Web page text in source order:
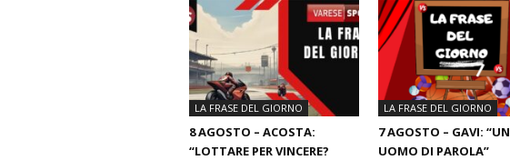
LA FRASE DEL GIORNO
8 AGOSTO – ACOSTA:
“LOTTARE PER VINCERE?
LA FRASE DEL GIORNO
7 AGOSTO – GAVI: “UN
UOMO DI PAROLA”